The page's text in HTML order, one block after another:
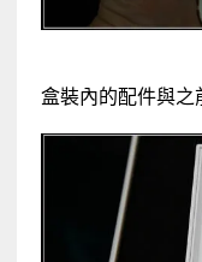
盒裝內的配件與之